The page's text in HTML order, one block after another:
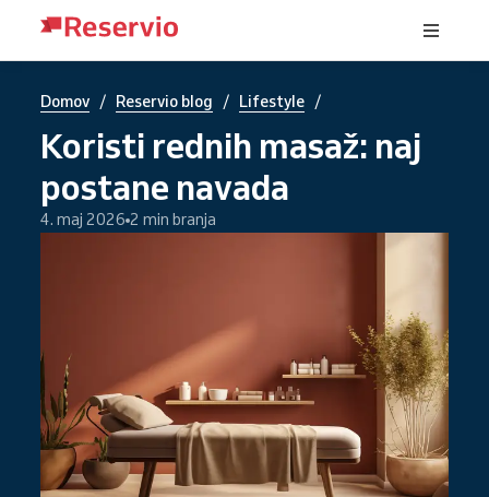
Domov / Reservio blog / Lifestyle /
Koristi rednih masaž: naj
postane navada
4. maj 2026 2 min branja